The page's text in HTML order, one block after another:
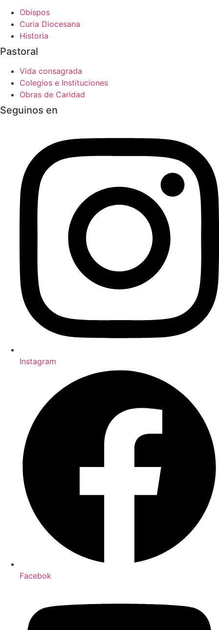
Obispos
Curia Diocesana
Historia
Pastoral
Vida consagrada
Colegios e Instituciones
Obras de Caridad
Seguinos en
Instagram
Facebok